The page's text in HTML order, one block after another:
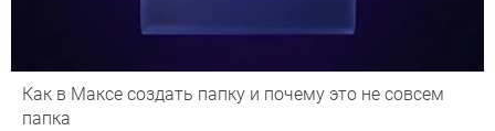
Как в Максе создать папку и почему это не совсем
папка